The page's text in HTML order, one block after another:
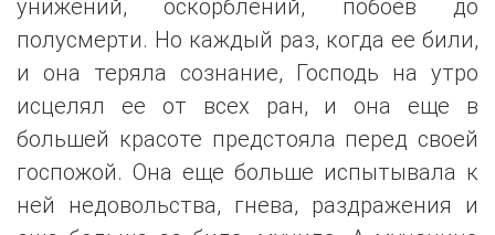
унижений, оскорблений, побоев до
полусмерти. Но каждый раз, когда ее били,
и она теряла сознание, Господь на утро
исцелял ее от всех ран, и она еще в
большей красоте предстояла перед своей
госпожой. Она еще больше испытывала к
ней недовольства, гнева, раздражения и